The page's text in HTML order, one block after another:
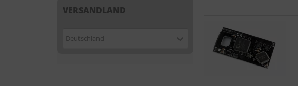
VERSANDLAND
Deutschland